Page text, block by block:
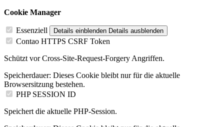
Cookie Manager
Essenziell Details einblenden Details ausblenden
Contao HTTPS CSRF Token
Schützt vor Cross-Site-Request-Forgery Angriffen.
Speicherdauer: Dieses Cookie bleibt nur für die aktuelle
Browsersitzung bestehen.
PHP SESSION ID
Speichert die aktuelle PHP-Session.